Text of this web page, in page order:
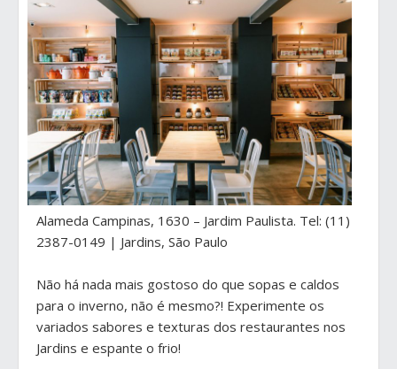
Alameda Campinas, 1630 – Jardim Paulista. Tel: (11)
2387-0149 | Jardins, São Paulo
Não há nada mais gostoso do que sopas e caldos
para o inverno, não é mesmo?! Experimente os
variados sabores e texturas dos restaurantes nos
Jardins e espante o frio!